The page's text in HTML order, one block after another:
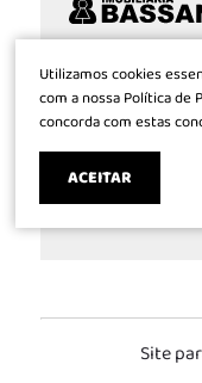
Com tradição
imóveis, o que
propiciar
clientes, a
envolvida
Site
Utilizamos cookies
com a nossa Política de
concorda com estas
ACEITAR